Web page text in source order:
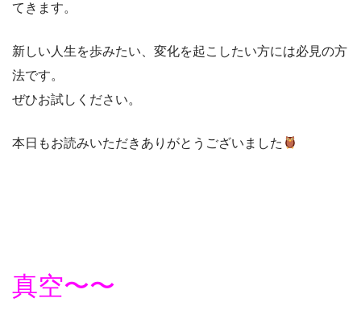
てきます。
新しい人生を歩みたい、変化を起こしたい方には必見の方
法です。
ぜひお試しください。
本日もお読みいただきありがとうございました
真空〜〜